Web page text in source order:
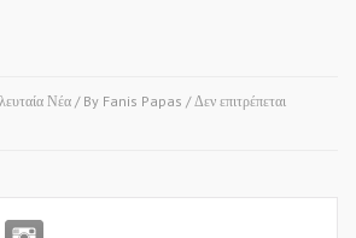
Νέα/ By Fanis Papas /Δεν επιτρέπεται